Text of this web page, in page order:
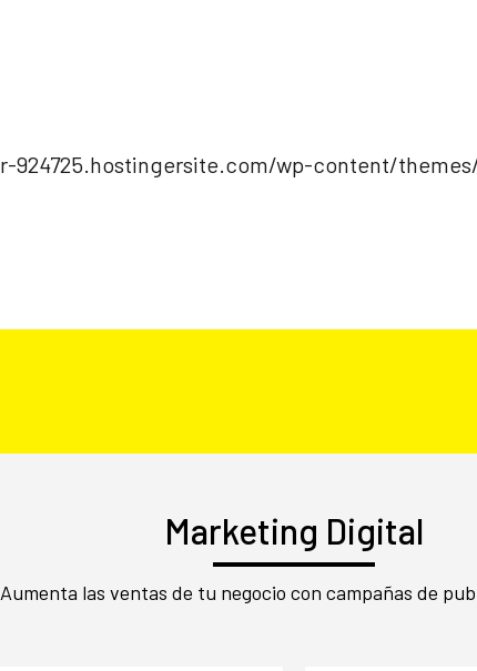
Marketing Digital
Aumenta las ventas de tu negocio con campañas de